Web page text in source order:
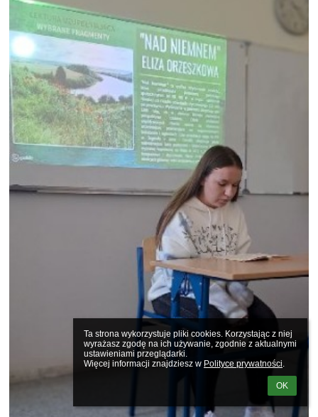
Ta strona wykorzystuje pliki cookies. Korzystając z niej
wyrażasz zgodę na ich używanie, zgodnie z aktualnymi
ustawieniami przeglądarki.
Więcej informacji znajdziesz w Polityce prywatności.
OK